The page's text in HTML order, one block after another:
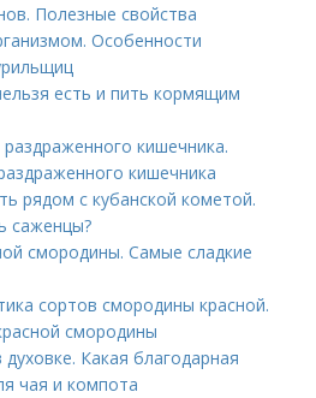
Полезные свойства
Особенности
есть и пить кормящим
кишечника.
кишечника
рядом с кубанской кометой.
саженцы?
смородины. Самые сладкие
сортов смородины красной.
смородины
Какая благодарная
чая и компота